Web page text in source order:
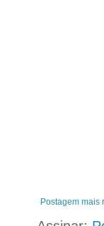
Postagem mais